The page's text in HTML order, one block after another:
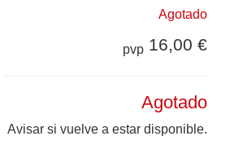
Agotado
pvp 16,00 €
Agotado
Avisar si vuelve a estar disponible.